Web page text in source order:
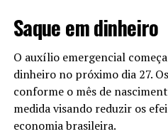
Saque em dinheiro
O auxílio emergencial
dinheiro no próximo dia 27.
conforme o mês de
medida visando reduzir os
economia brasileira.